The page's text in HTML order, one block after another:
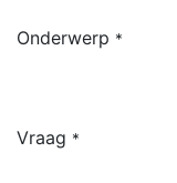
Onderwerp *
Vraag *